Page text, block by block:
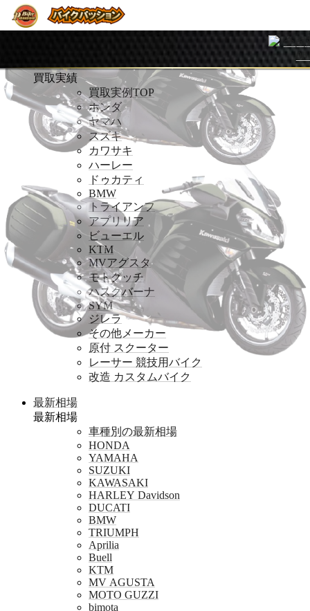
ホームページ
買取実績
買取実例TOP
ホンダ
ヤマハ
スズキ
カワサキ
ハーレー
ドゥカティ
BMW
トライアンフ
アプリリア
ビューエル
KTM
MVアグスタ
モトグッチ
ハスクバーナ
SYM
ジレラ
その他メーカー
原付 スクーター
レーサー 競技用バイク
改造 カスタムバイク
最新相場
最新相場
車種別の最新相場
HONDA
YAMAHA
SUZUKI
KAWASAKI
HARLEY Davidson
DUCATI
BMW
TRIUMPH
Aprilia
Buell
KTM
MV AGUSTA
MOTO GUZZI
bimota